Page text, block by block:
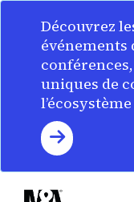
Découvrez
événements
uniques de